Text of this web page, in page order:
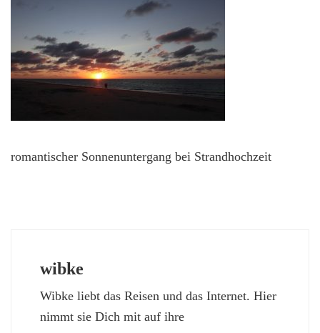
romantischer Sonnenuntergang bei Strandhochzeit
wibke
Wibke liebt das Reisen und das Internet. Hier
nimmt sie Dich mit auf ihre